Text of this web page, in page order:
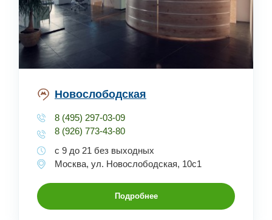
Новослободская
8 (495) 297-03-09
8 (926) 773-43-80
с 9 до 21 без выходных
Москва, ул. Новослободская, 10с1
Подробнее